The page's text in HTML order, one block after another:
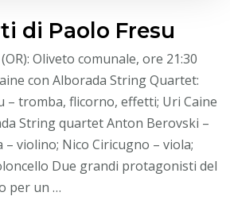
di Paolo Fresu
Oliveto comunale, ore 21:30
con Alborada String Quartet:
– tromba, flicorno, effetti; Uri Caine
String quartet Anton Berovski –
– violino; Nico Ciricugno – viola;
Due grandi protagonisti del
per un …